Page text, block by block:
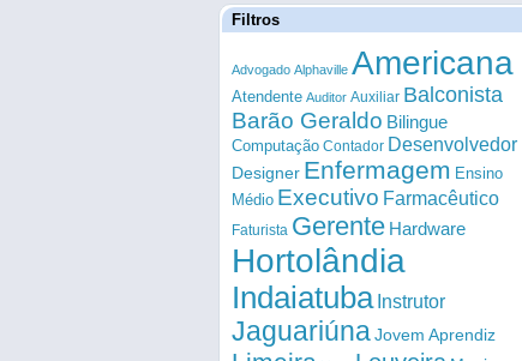
Filtros
Advogado Alphaville Americana
Atendente Auditor Auxiliar Balconista
Barão Geraldo Bilingue
Computação Contador Desenvolvedor
Designer Enfermagem Ensino
Médio Executivo Farmacêutico
Faturista Gerente Hardware
Hortolândia
Indaiatuba Instrutor
Jaguariúna Jovem Aprendiz